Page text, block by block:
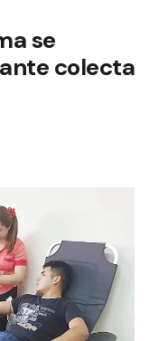
se
colecta